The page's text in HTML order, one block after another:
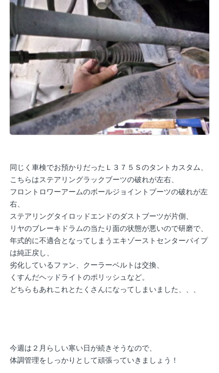
同じく車検でお預かりだったＬ３７５Ｓのタントカスタム、
こちらはステアリングラックブーツの破れが左右、
フロントロワーアームのボールジョイントブーツの破れが左
右、
ステアリングタイロッドエンドのダストブーツが片側、
リヤのブレーキドラムの当たり面の状態が悪いので研磨で、
年式的に不適合となってしまうエキゾーストセンターパイプ
は純正戻し、
劣化しているファン、クーラーベルトは交換、
くすんだヘッドライトのポリッシュなど。
どちらもあれこれとたくさんになってしまいました、、、
今週は２月らしい寒い日が続きそうなので、
体調管理をしっかりとして頑張っていきましょう！